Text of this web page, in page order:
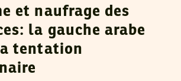
et naufrage des
la gauche arabe
tentation